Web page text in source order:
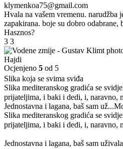
klymenkoa75@gmail.com
Hvala na vašem vremenu. narudžba
zapakirana. boje su dobro
Hasznos?
3 3
Hajdi
Ocjenjeno 5 od 5
Slika koja se svima sviđa
Slika mediteranskog gradića se
prijateljima, i baki i dedi, i, naravno,
Jednostavna i lagana, baš sam už
Slika mediteranskog gradića se
prijateljima, i baki i dedi, i, naravno,
Jednostavna i lagana, baš sam